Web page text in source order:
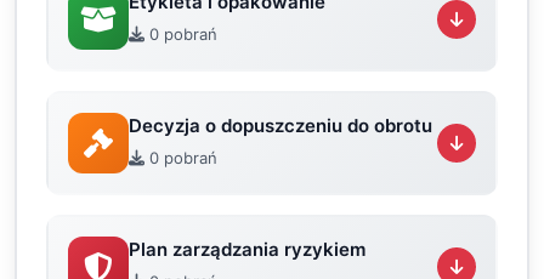
0 pobrań
Decyzja o dopuszczeniu do obrotu
0 pobrań
Plan zarządzania ryzykiem